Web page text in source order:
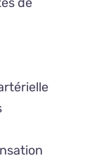
de